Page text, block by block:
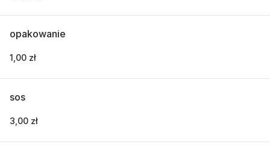
opakowanie
1,00 zł
sos
3,00 zł